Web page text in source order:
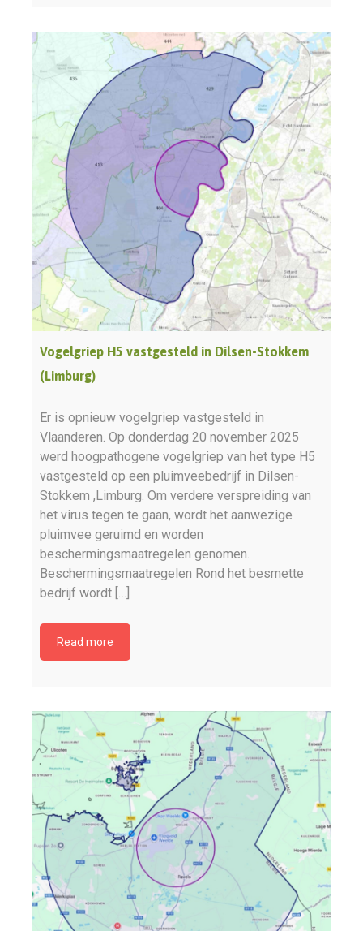
Vogelgriep H5 vastgesteld in Dilsen-Stokkem
(Limburg)
Er is opnieuw vogelgriep vastgesteld in
Vlaanderen. Op donderdag 20 november 2025
werd hoogpathogene vogelgriep van het type H5
vastgesteld op een pluimveebedrijf in Dilsen-
Stokkem ,Limburg. Om verdere verspreiding van
het virus tegen te gaan, wordt het aanwezige
pluimvee geruimd en worden
beschermingsmaatregelen genomen.
Beschermingsmaatregelen Rond het besmette
bedrijf wordt […]
Read more